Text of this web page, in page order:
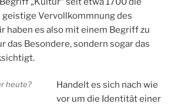
Vervollkommnung des
haben es also mit einem Begriff zu
das Besondere, sondern sogar das
heute?
Handelt es sich nach wie
vor um die Identität einer